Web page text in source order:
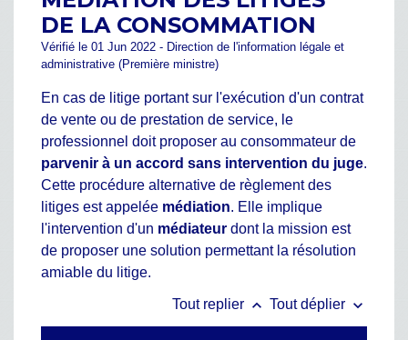
DE LA CONSOMMATION
Vérifié le 01 Jun 2022 - Direction de l'information légale et
administrative (Première ministre)
En cas de litige portant sur l'exécution d'un contrat
de vente ou de prestation de service, le
professionnel doit proposer au consommateur de
parvenir à un accord sans intervention du juge.
Cette procédure alternative de règlement des
litiges est appelée médiation. Elle implique
l'intervention d'un médiateur dont la mission est
de proposer une solution permettant la résolution
amiable du litige.
Tout replier keyboard_arrow_up Tout déplier keyboard_arrow_down